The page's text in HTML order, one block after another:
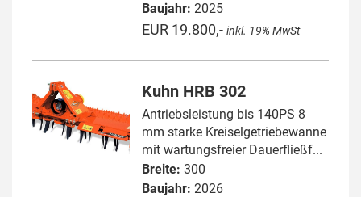
Baujahr: 2025
EUR 19.800,- inkl. 19% MwSt
Kuhn HRB 302
Antriebsleistung bis 140PS 8
mm starke Kreiselgetriebewanne
mit wartungsfreier Dauerfließf...
Breite: 300
Baujahr: 2026